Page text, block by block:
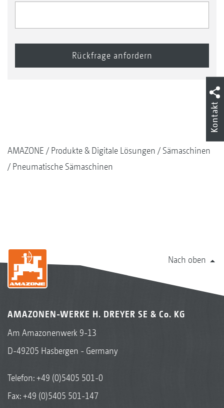
AMAZONE Produkte & Digitale Lösungen
Sämaschinen
Pneumatische Sämaschinen
Nach oben
AMAZONEN-WERKE H. DREYER SE & Co. KG
Am Amazonenwerk 9-13
D-49205 Hasbergen - Germany
Telefon:+49 (0)5405 501-0
Fax: +49 (0)5405 501-147
Kontakt